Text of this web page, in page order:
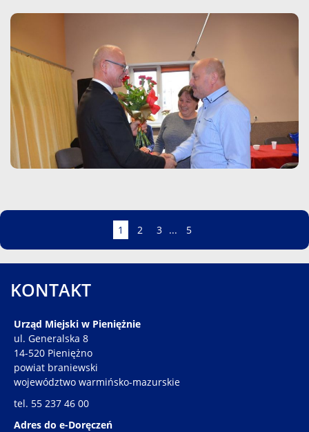
Strona
1 Strona
2 Strona
3 ... Strona
5
KONTAKT
Urząd Miejski w Pieniężnie
ul. Generalska 8
14-520 Pieniężno
powiat braniewski
województwo warmińsko-mazurskie
tel. 55 237 46 00
Adres do e-Doręczeń